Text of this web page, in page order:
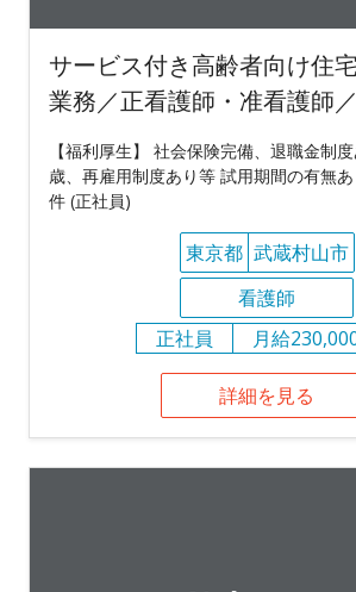
サービス付き高齢者向け住
業務／正看護師・准看護師
【福利厚生】 社会保険完備、退職金制
歳、再雇用制度あり等 試用期間の有無
件 (正社員)
東京都 武蔵村山市
看護師
正社員
月給
詳細を見る